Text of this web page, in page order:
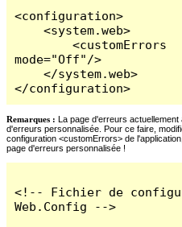
<configuration>
    <system.web>
        <customErrors
mode="Off"/>
    </system.web>
</configuration>
Remarques : La page d'erreurs
d'erreurs personnalisée. Pour ce faire,
configuration <customErrors> de
page d'erreurs personnalisée !
<!-- Fichier de
Web.Config -->